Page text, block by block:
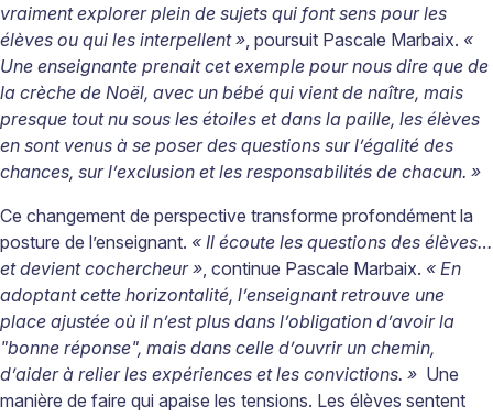
vraiment explorer plein de sujets qui font sens pour les
élèves ou qui les interpellent » , poursuit Pascale Marbaix. «
Une enseignante prenait cet exemple pour nous dire que de
la crèche de Noël, avec un bébé qui vient de naître, mais
presque tout nu sous les étoiles et dans la paille, les élèves
en sont venus à se poser des questions sur l’égalité des
chances, sur l’exclusion et les responsabilités de chacun. »
Ce changement de perspective transforme profondément la
posture de l’enseignant. « Il écoute les questions des élèves…
et devient cochercheur » , continue Pascale Marbaix. « En
adoptant cette horizontalité, l’enseignant retrouve une
place ajustée où il n’est plus dans l’obligation d’avoir la
"bonne réponse", mais dans celle d’ouvrir un chemin,
d’aider à relier les expériences et les convictions. » Une
manière de faire qui apaise les tensions. Les élèves sentent